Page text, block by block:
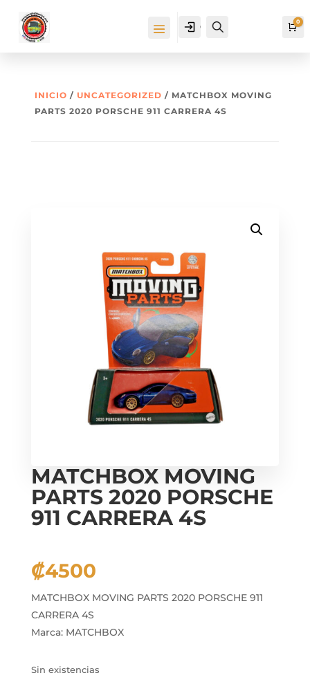
Cuenta 0
INICIO / UNCATEGORIZED / MATCHBOX MOVING
PARTS 2020 PORSCHE 911 CARRERA 4S
MATCHBOX MOVING
PARTS 2020 PORSCHE
911 CARRERA 4S
₡4500
MATCHBOX MOVING PARTS 2020 PORSCHE 911
CARRERA 4S
Marca: MATCHBOX
Sin existencias